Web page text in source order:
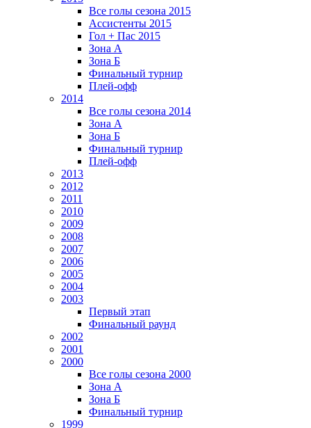
Все голы сезона 2015
Ассистенты 2015
Гол + Пас 2015
Зона А
Зона Б
Финальный турнир
Плей-офф
2014
Все голы сезона 2014
Зона А
Зона Б
Финальный турнир
Плей-офф
2013
2012
2011
2010
2009
2008
2007
2006
2005
2004
2003
Первый этап
Финальный раунд
2002
2001
2000
Все голы сезона 2000
Зона А
Зона Б
Финальный турнир
1999